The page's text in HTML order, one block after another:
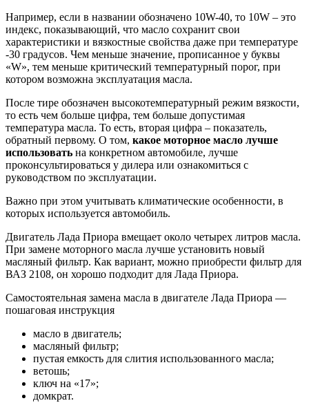
Например, если в названии обозначено 10W-40, то 10W – это
индекс, показывающий, что масло сохранит свои
характеристики и вязкостные свойства даже при температуре
-30 градусов. Чем меньше значение, прописанное у буквы
«W», тем меньше критический температурный порог, при
котором возможна эксплуатация масла.
После тире обозначен высокотемпературный режим вязкости,
то есть чем больше цифра, тем больше допустимая
температура масла. То есть, вторая цифра – показатель,
обратный первому. О том, какое моторное масло лучше
использовать на конкретном автомобиле, лучше
проконсультироваться у дилера или ознакомиться с
руководством по эксплуатации.
Важно при этом учитывать климатические особенности, в
которых используется автомобиль.
Двигатель Лада Приора вмещает около четырех литров масла.
При замене моторного масла лучше установить новый
масляный фильтр. Как вариант, можно приобрести фильтр для
ВАЗ 2108, он хорошо подходит для Лада Приора.
Самостоятельная замена масла в двигателе Лада Приора —
пошаговая инструкция
масло в двигатель;
масляный фильтр;
пустая емкость для слития использованного масла;
ветошь;
ключ на «17»;
домкрат.